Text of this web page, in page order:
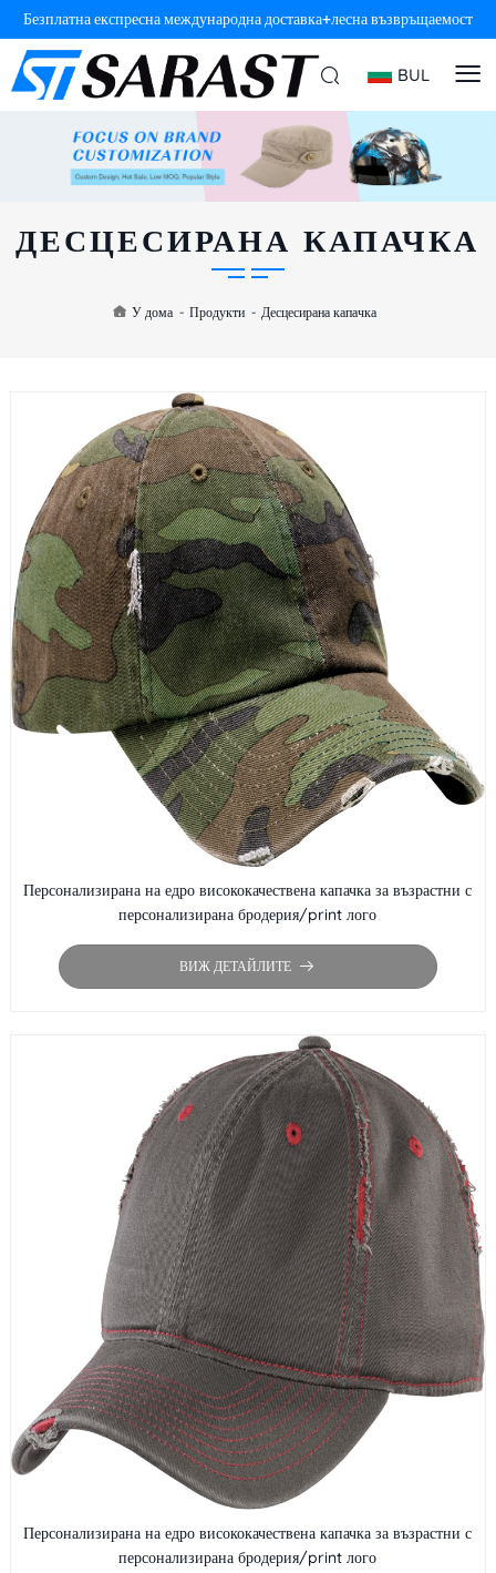
Безплатна експресна международна доставка+лесна възвръщаемост
BUL
ДЕСЦЕСИРАНА КАПАЧКА
У дома - Продукти - Десцесирана капачка
Персонализирана на едро висококачествена капачка за възрастни с
персонализирана бродерия/print лого
ВИЖ ДЕТАЙЛИТЕ
Персонализирана на едро висококачествена капачка за възрастни с
персонализирана бродерия/print лого